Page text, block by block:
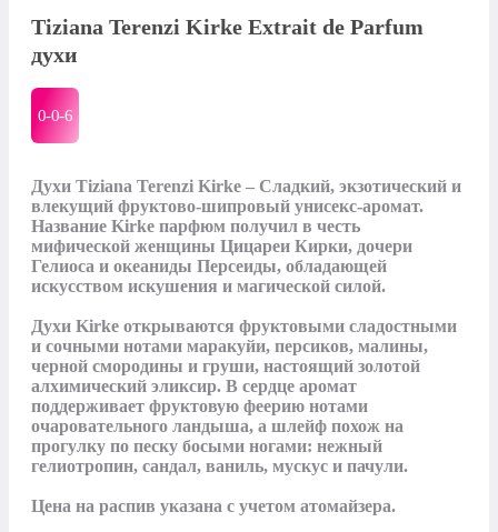
Tiziana Terenzi Kirke Extrait de Parfum
духи
0-0-6
Духи Tiziana Terenzi Kirke – Сладкий, экзотический и
влекущий фруктово-шипровый унисекс-аромат.
Название Kirke парфюм получил в честь
мифической женщины Цицареи Кирки, дочери
Гелиоса и океаниды Персеиды, обладающей
искусством искушения и магической силой.
Духи Kirke открываются фруктовыми сладостными
и сочными нотами маракуйи, персиков, малины,
черной смородины и груши, настоящий золотой
алхимический эликсир. В сердце аромат
поддерживает фруктовую феерию нотами
очаровательного ландыша, а шлейф похож на
прогулку по песку босыми ногами: нежный
гелиотропин, сандал, ваниль, мускус и пачули.
Цена на распив указана с учетом атомайзера.